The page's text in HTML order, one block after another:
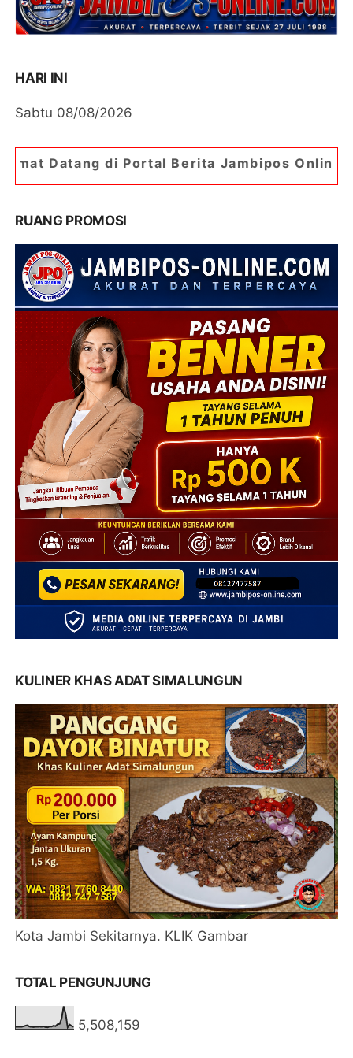
HARI INI
Sabtu 08/08/2026
Berita Jambipos Online. Portal Berita
RUANG PROMOSI
KULINER KHAS ADAT SIMALUNGUN
Kota Jambi Sekitarnya. KLIK Gambar
TOTAL PENGUNJUNG
5,508,159